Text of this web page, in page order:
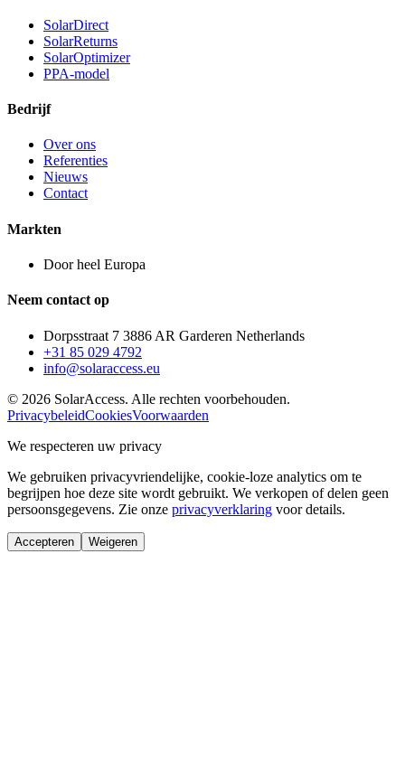
SolarDirect
SolarReturns
SolarOptimizer
PPA-model
Bedrijf
Over ons
Referenties
Nieuws
Contact
Markten
Door heel Europa
Neem contact op
Dorpsstraat 7 3886 AR Garderen Netherlands
+31 85 029 4792
info@solaraccess.eu
© 2026 SolarAccess. Alle rechten voorbehouden.
PrivacybeleidCookiesVoorwaarden
We respecteren uw privacy
We gebruiken privacyvriendelijke, cookie-loze analytics om te
begrijpen hoe deze site wordt gebruikt. We verkopen of delen geen
persoonsgegevens. Zie onze privacyverklaring voor details.
Accepteren Weigeren